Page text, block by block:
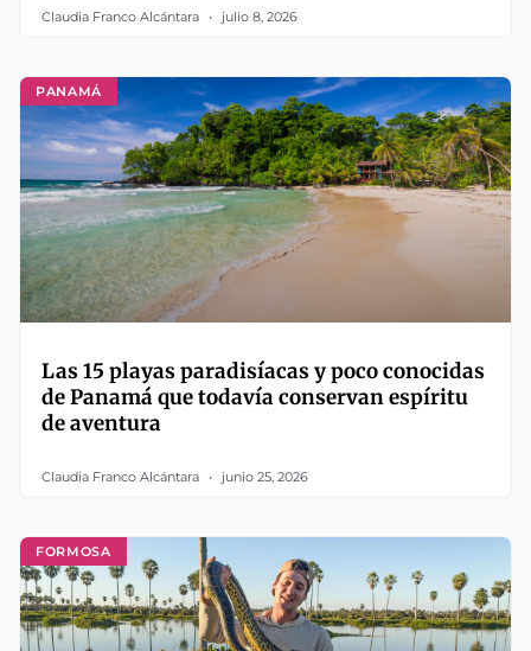
Claudia Franco Alcántara julio 8, 2026
PANAMÁ
Las 15 playas paradisíacas y poco conocidas
de Panamá que todavía conservan espíritu
de aventura
Claudia Franco Alcántara junio 25, 2026
FORMOSA